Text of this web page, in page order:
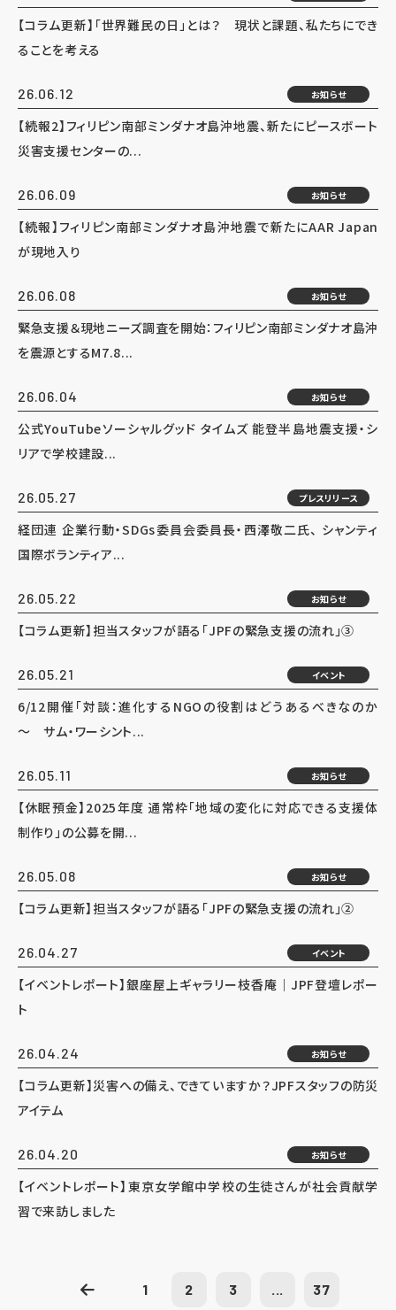
【コラム更新】「世界難民の日」とは？ 現状と課題、私たちにでき
ることを考える
26.06.12 お知らせ
【続報2】フィリピン南部ミンダナオ島沖地震、新たにピースボート
災害支援センターの...
26.06.09 お知らせ
【続報】フィリピン南部ミンダナオ島沖地震で新たにAAR Japan
が現地入り
26.06.08 お知らせ
緊急支援＆現地ニーズ調査を開始：フィリピン南部ミンダナオ島沖
を震源とするM7.8...
26.06.04 お知らせ
公式YouTubeソーシャルグッド タイムズ 能登半島地震支援・シ
リアで学校建設...
26.05.27 プレスリリース
経団連 企業行動・SDGs委員会委員長・西澤敬二氏、 シャンティ
国際ボランティア...
26.05.22 お知らせ
【コラム更新】担当スタッフが語る「JPFの緊急支援の流れ」③
26.05.21 イベント
6/12開催「対談：進化するNGOの役割はどうあるべきなのか
～ サム・ワーシント...
26.05.11 お知らせ
【休眠預金】2025年度 通常枠「地域の変化に対応できる支援体
制作り」の公募を開...
26.05.08 お知らせ
【コラム更新】担当スタッフが語る「JPFの緊急支援の流れ」②
26.04.27 イベント
【イベントレポート】銀座屋上ギャラリー枝香庵｜JPF登壇レポー
ト
26.04.24 お知らせ
【コラム更新】災害への備え、できていますか？JPFスタッフの防災
アイテム
26.04.20 お知らせ
【イベントレポート】東京女学館中学校の生徒さんが社会貢献学
習で来訪しました
1 2 3 ... 37